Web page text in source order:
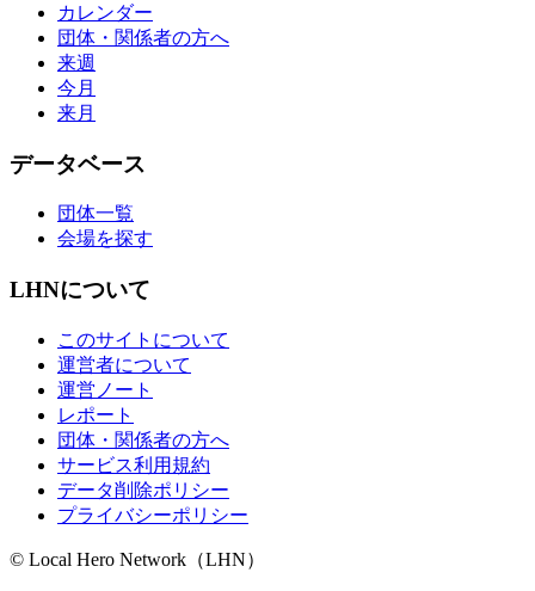
カレンダー
団体・関係者の方へ
来週
今月
来月
データベース
団体一覧
会場を探す
LHNについて
このサイトについて
運営者について
運営ノート
レポート
団体・関係者の方へ
サービス利用規約
データ削除ポリシー
プライバシーポリシー
© Local Hero Network（LHN）